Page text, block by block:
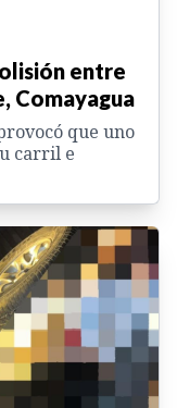
entre
Comayagua
que uno
carril e